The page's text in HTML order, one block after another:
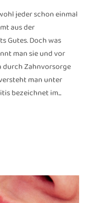
jeder schon einmal
aus der
Gutes. Doch was
man sie und vor
durch Zahnvorsorge
man unter
bezeichnet im...